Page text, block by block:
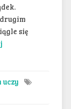
się
uczy